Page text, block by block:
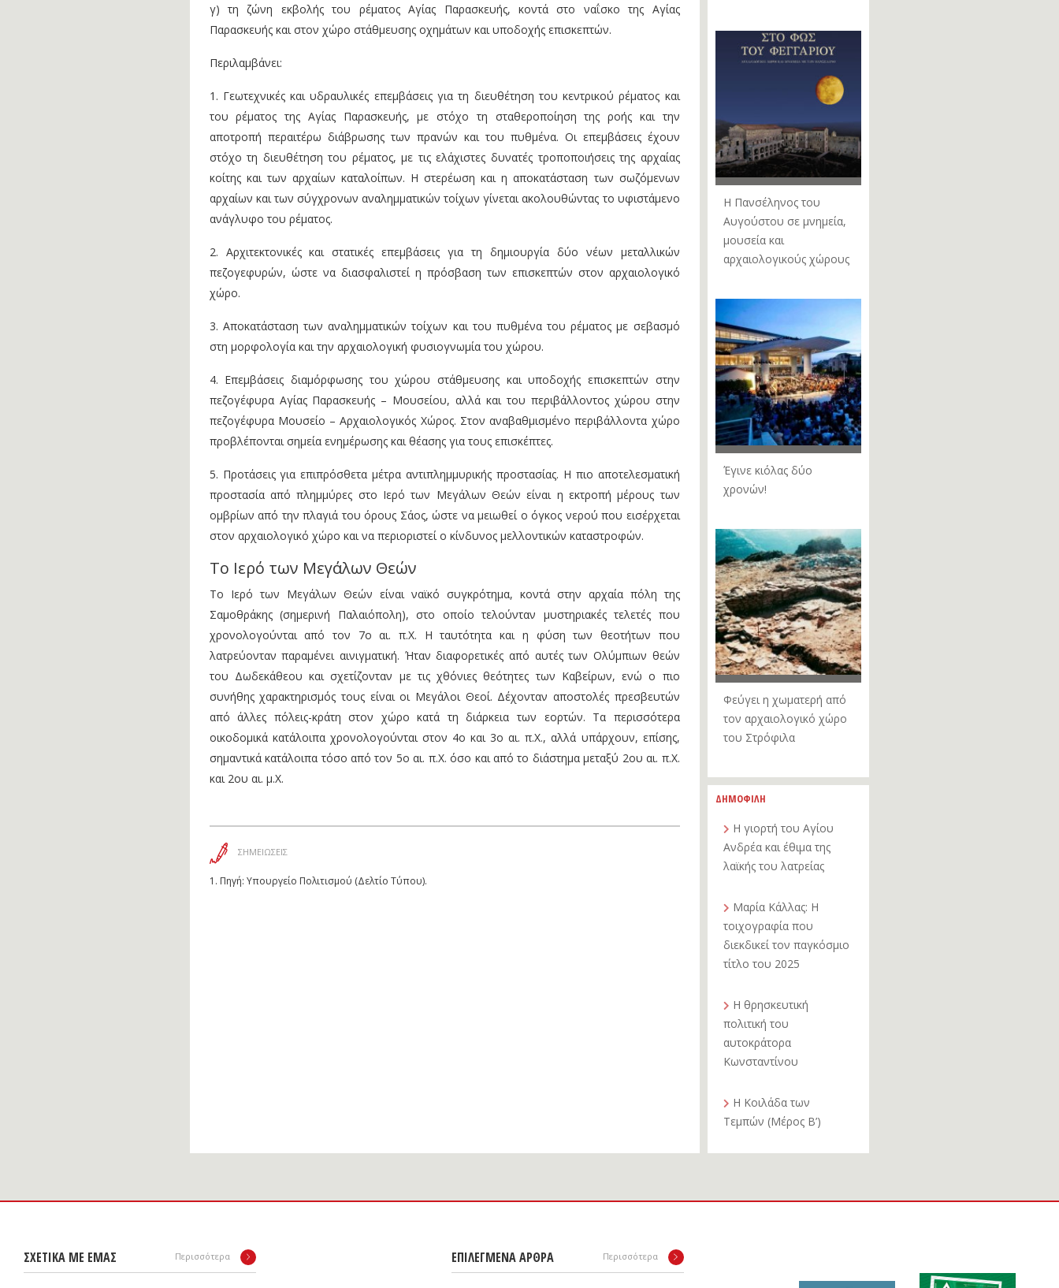
γ) τη ζώνη εκβολής του ρέματος Αγίας Παρασκευής, κοντά στο ναΐσκο της Αγίας
Παρασκευής και στον χώρο στάθμευσης οχημάτων και υποδοχής επισκεπτών.
Περιλαμβάνει:
1. Γεωτεχνικές και υδραυλικές επεμβάσεις για τη διευθέτηση του κεντρικού ρέματος και
του ρέματος της Αγίας Παρασκευής, με στόχο τη σταθεροποίηση της ροής και την
αποτροπή περαιτέρω διάβρωσης των πρανών και του πυθμένα. Οι επεμβάσεις έχουν
στόχο τη διευθέτηση του ρέματος, με τις ελάχιστες δυνατές τροποποιήσεις της αρχαίας
κοίτης και των αρχαίων καταλοίπων. Η στερέωση και η αποκατάσταση των σωζόμενων
αρχαίων και των σύγχρονων αναλημματικών τοίχων γίνεται ακολουθώντας το υφιστάμενο
ανάγλυφο του ρέματος.
2. Αρχιτεκτονικές και στατικές επεμβάσεις για τη δημιουργία δύο νέων μεταλλικών
πεζογεφυρών, ώστε να διασφαλιστεί η πρόσβαση των επισκεπτών στον αρχαιολογικό
χώρο.
3. Αποκατάσταση των αναλημματικών τοίχων και του πυθμένα του ρέματος με σεβασμό
στη μορφολογία και την αρχαιολογική φυσιογνωμία του χώρου.
4. Επεμβάσεις διαμόρφωσης του χώρου στάθμευσης και υποδοχής επισκεπτών στην
πεζογέφυρα Αγίας Παρασκευής – Μουσείου, αλλά και του περιβάλλοντος χώρου στην
πεζογέφυρα Μουσείο – Αρχαιολογικός Χώρος. Στον αναβαθμισμένο περιβάλλοντα χώρο
προβλέπονται σημεία ενημέρωσης και θέασης για τους επισκέπτες.
5. Προτάσεις για επιπρόσθετα μέτρα αντιπλημμυρικής προστασίας. Η πιο αποτελεσματική
προστασία από πλημμύρες στο Ιερό των Μεγάλων Θεών είναι η εκτροπή μέρους των
ομβρίων από την πλαγιά του όρους Σάος, ώστε να μειωθεί ο όγκος νερού που εισέρχεται
στον αρχαιολογικό χώρο και να περιοριστεί ο κίνδυνος μελλοντικών καταστροφών.
Το Ιερό των Μεγάλων Θεών
Το Ιερό των Μεγάλων Θεών είναι ναϊκό συγκρότημα, κοντά στην αρχαία πόλη της
Σαμοθράκης (σημερινή Παλαιόπολη), στο οποίο τελούνταν μυστηριακές τελετές που
χρονολογούνται από τον 7ο αι. π.Χ. Η ταυτότητα και η φύση των θεοτήτων που
λατρεύονταν παραμένει αινιγματική. Ήταν διαφορετικές από αυτές των Ολύμπιων θεών
του Δωδεκάθεου και σχετίζονταν με τις χθόνιες θεότητες των Καβείρων, ενώ ο πιο
συνήθης χαρακτηρισμός τους είναι οι Μεγάλοι Θεοί. Δέχονταν αποστολές πρεσβευτών
από άλλες πόλεις-κράτη στον χώρο κατά τη διάρκεια των εορτών. Τα περισσότερα
οικοδομικά κατάλοιπα χρονολογούνται στον 4ο και 3ο αι. π.Χ., αλλά υπάρχουν, επίσης,
σημαντικά κατάλοιπα τόσο από τον 5ο αι. π.Χ. όσο και από το διάστημα μεταξύ 2ου αι. π.Χ.
και 2ου αι. μ.Χ.
ΣΗΜΕΙΩΣΕΙΣ
1. Πηγή: Υπουργείο Πολιτισμού (Δελτίο Τύπου).
Η Πανσέληνος του
Αυγούστου σε μνημεία,
μουσεία και
αρχαιολογικούς χώρους
Έγινε κιόλας δύο
χρονών!
Φεύγει η χωματερή από
τον αρχαιολογικό χώρο
του Στρόφιλα
ΔΗΜΟΦΙΛΗ
Η γιορτή του Αγίου
Ανδρέα και έθιμα της
λαϊκής του λατρείας
Μαρία Κάλλας: Η
τοιχογραφία που
διεκδικεί τον παγκόσμιο
τίτλο του 2025
Η θρησκευτική
πολιτική του
αυτοκράτορα
Κωνσταντίνου
Η Κοιλάδα των
Τεμπών (Μέρος Β’)
ΣΧΕΤΙΚΑ ΜΕ ΕΜΑΣ Περισσότερα ΕΠΙΛΕΓΜΕΝΑ ΑΡΘΡΑ Περισσότερα